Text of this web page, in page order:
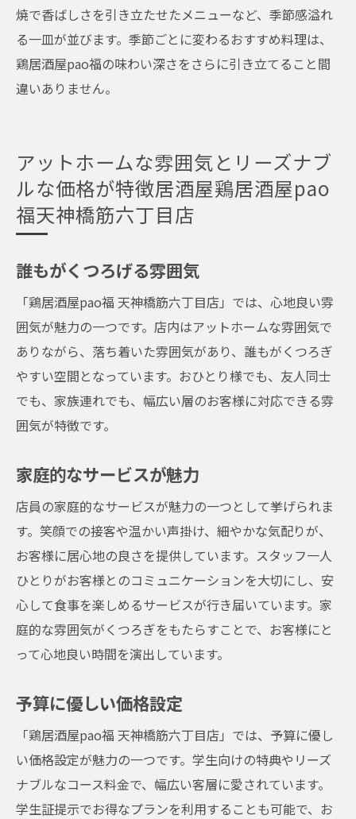
焼で香ばしさを引き立たせたメニューなど、季節感溢れ
る一皿が並びます。季節ごとに変わるおすすめ料理は、
鶏居酒屋pao福の味わい深さをさらに引き立てること間
違いありません。
アットホームな雰囲気とリーズナブ
ルな価格が特徴居酒屋鶏居酒屋pao
福天神橋筋六丁目店
誰もがくつろげる雰囲気
「鶏居酒屋pao福 天神橋筋六丁目店」では、心地良い雰
囲気が魅力の一つです。店内はアットホームな雰囲気で
ありながら、落ち着いた雰囲気があり、誰もがくつろぎ
やすい空間となっています。おひとり様でも、友人同士
でも、家族連れでも、幅広い層のお客様に対応できる雰
囲気が特徴です。
家庭的なサービスが魅力
店員の家庭的なサービスが魅力の一つとして挙げられま
す。笑顔での接客や温かい声掛け、細やかな気配りが、
お客様に居心地の良さを提供しています。スタッフ一人
ひとりがお客様とのコミュニケーションを大切にし、安
心して食事を楽しめるサービスが行き届いています。家
庭的な雰囲気がくつろぎをもたらすことで、お客様にと
って心地良い時間を演出しています。
予算に優しい価格設定
「鶏居酒屋pao福 天神橋筋六丁目店」では、予算に優し
い価格設定が魅力の一つです。学生向けの特典やリーズ
ナブルなコース料金で、幅広い客層に愛されています。
学生証提示でお得なプランを利用することも可能で、お